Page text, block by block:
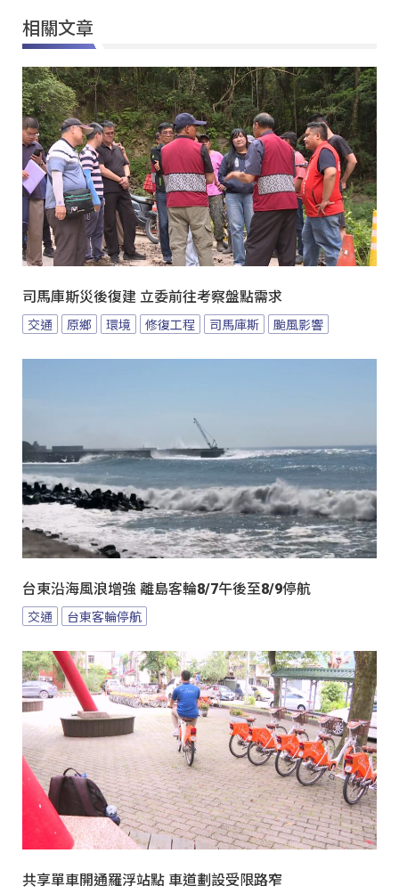
相關文章
司馬庫斯災後復建 立委前往考察盤點需求
交通 原鄉 環境 修復工程 司馬庫斯 颱風影響
台東沿海風浪增強 離島客輪8/7午後至8/9停航
交通 台東客輪停航
共享單車開通羅浮站點 車道劃設受限路窄